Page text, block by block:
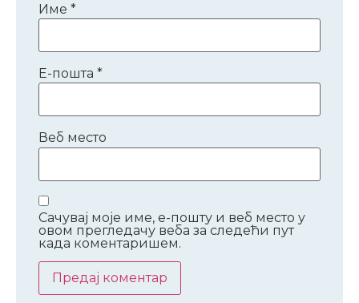
Име *
Е-пошта *
Веб место
Сачувај моје име, е-пошту и веб место у
овом прегледачу веба за следећи пут
када коментаришем.